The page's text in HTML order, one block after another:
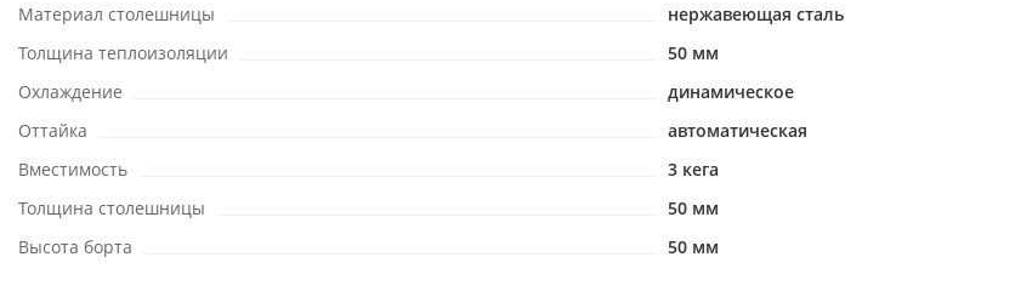
Материал столешницы
нержавеющая сталь
Толщина теплоизоляции
50 мм
Охлаждение
динамическое
Оттайка
автоматическая
Вместимость
3 кега
Толщина столешницы
50 мм
Высота борта
50 мм